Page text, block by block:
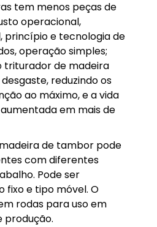
tem menos peças de
operacional,
princípio e tecnologia de
operação simples;
triturador de madeira
reduzindo os
ao máximo, e a vida
em mais de
de tambor pode
com diferentes
Pode ser
fixo e tipo móvel. O
rodas para uso em
produção.